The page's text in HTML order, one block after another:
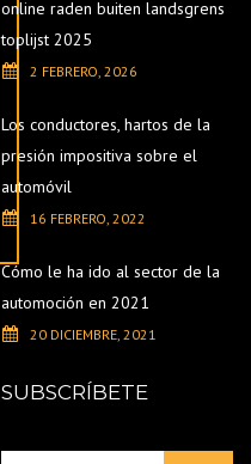
online raden buiten landsgrens
toplijst 2025
2 FEBRERO, 2026
Los conductores, hartos de la
presión impositiva sobre el
automóvil
16 FEBRERO, 2022
Cómo le ha ido al sector de la
automoción en 2021
20 DICIEMBRE, 2021
SUBSCRÍBETE